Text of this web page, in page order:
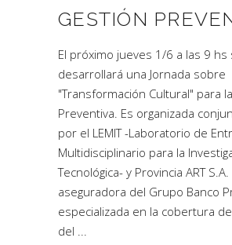
GESTIÓN
El próximo jueves 1/6 a las 9 hs
desarrollará una Jornada sobre
"Transformación Cultural" para
Preventiva. Es organizada
por el LEMIT -Laboratorio de
Multidisciplinario para la
Tecnológica- y Provincia ART
aseguradora del Grupo Banco
especializada en la cobertura
del